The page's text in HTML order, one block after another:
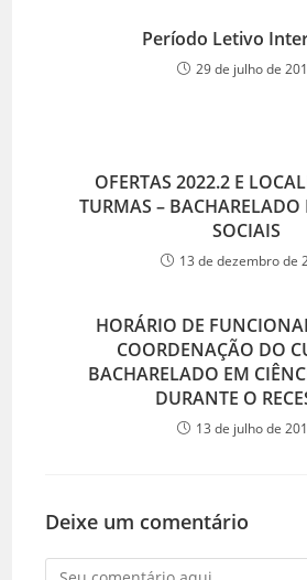
Período Letivo
29 de julho de
OFERTAS 2022.2 E
TURMAS – BACHARELADO
SOCIAIS
13 de dezembro de
HORÁRIO DE
COORDENAÇÃO DO
BACHARELADO EM
DURANTE O
13 de julho de
Deixe um comentário